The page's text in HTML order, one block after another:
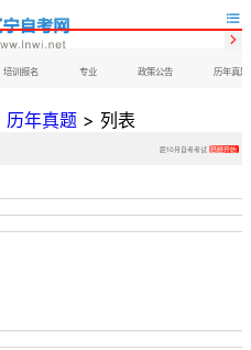

培训报名 专业 政策公告 历年真题

历年真题 > 列表
距10月自考考试 已经开始